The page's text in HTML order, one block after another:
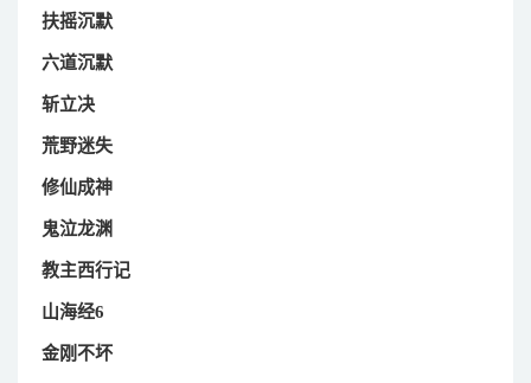
扶摇沉默
六道沉默
斩立决
荒野迷失
修仙成神
鬼泣龙渊
教主西行记
山海经6
金刚不坏